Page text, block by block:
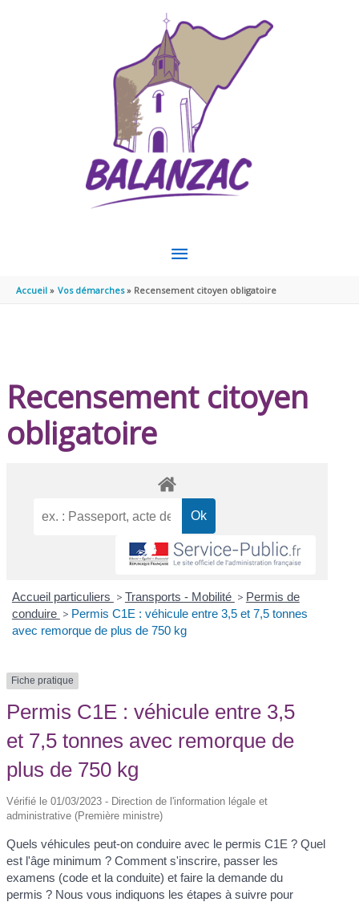
MENU
PRINCIPAL
Accueil Vos démarches Recensement citoyen obligatoire
Recensement citoyen
obligatoire
Accueil particuliers > Transports - Mobilité > Permis de
conduire > Permis C1E : véhicule entre 3,5 et 7,5 tonnes
avec remorque de plus de 750 kg
Fiche pratique
Permis C1E : véhicule entre 3,5
et 7,5 tonnes avec remorque de
plus de 750 kg
Vérifié le 01/03/2023 - Direction de l'information légale et
administrative (Première ministre)
Quels véhicules peut-on conduire avec le permis C1E ? Quel
est l'âge minimum ? Comment s'inscrire, passer les
examens (code et la conduite) et faire la demande du
permis ? Nous vous indiquons les étapes à suivre pour